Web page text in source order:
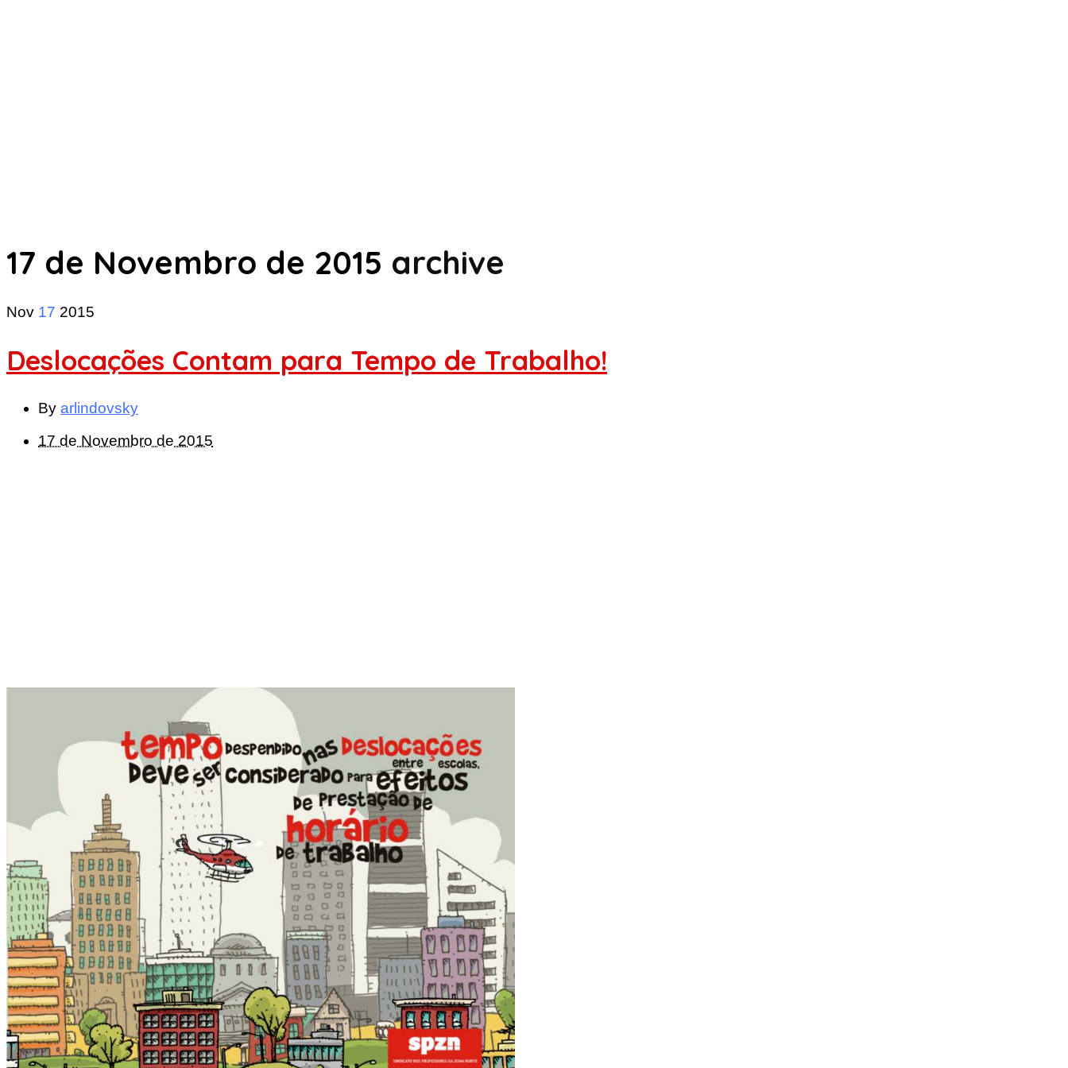
17 de Novembro de 2015 archive
Nov 17 2015
Deslocações Contam para Tempo de Trabalho!
By arlindovsky
17 de Novembro de 2015